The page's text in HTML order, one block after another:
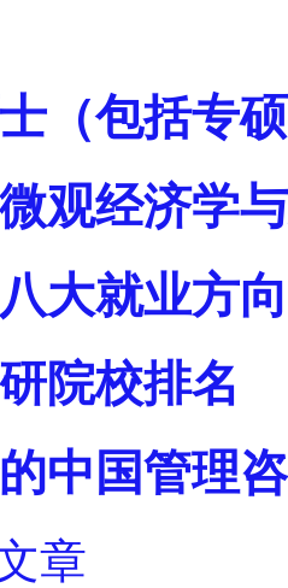
（包括专
观经济学
大就业方
院校排名
中国管理
章